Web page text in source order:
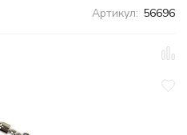
Артикул: 56696